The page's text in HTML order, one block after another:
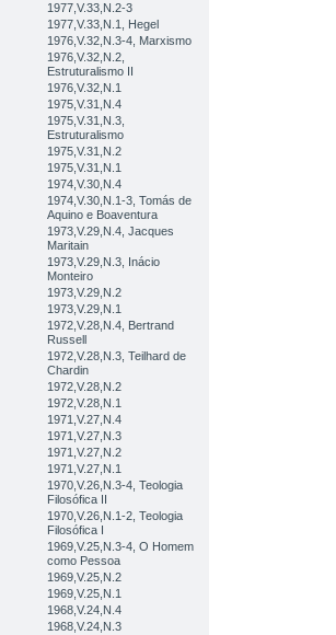
1977,V.33,N.2-3
1977,V.33,N.1, Hegel
1976,V.32,N.3-4, Marxismo
1976,V.32,N.2,
Estruturalismo II
1976,V.32,N.1
1975,V.31,N.4
1975,V.31,N.3,
Estruturalismo
1975,V.31,N.2
1975,V.31,N.1
1974,V.30,N.4
1974,V.30,N.1-3, Tomás de
Aquino e Boaventura
1973,V.29,N.4, Jacques
Maritain
1973,V.29,N.3, Inácio
Monteiro
1973,V.29,N.2
1973,V.29,N.1
1972,V.28,N.4, Bertrand
Russell
1972,V.28,N.3, Teilhard de
Chardin
1972,V.28,N.2
1972,V.28,N.1
1971,V.27,N.4
1971,V.27,N.3
1971,V.27,N.2
1971,V.27,N.1
1970,V.26,N.3-4, Teologia
Filosófica II
1970,V.26,N.1-2, Teologia
Filosófica I
1969,V.25,N.3-4, O Homem
como Pessoa
1969,V.25,N.2
1969,V.25,N.1
1968,V.24,N.4
1968,V.24,N.3